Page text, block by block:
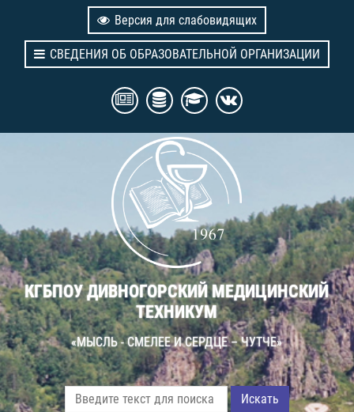
Версия для слабовидящих
СВЕДЕНИЯ ОБ ОБРАЗОВАТЕЛЬНОЙ ОРГАНИЗАЦИИ
КГБПОУ ДИВНОГОРСКИЙ МЕДИЦИНСКИЙ
ТЕХНИКУМ
«МЫСЛЬ - СМЕЛЕЕ И СЕРДЦЕ – ЧУТЧЕ»
Искать